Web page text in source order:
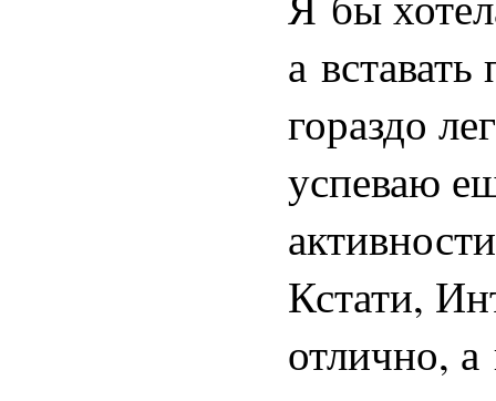
а
гораздо
успеваю
Кстати,
отлично,